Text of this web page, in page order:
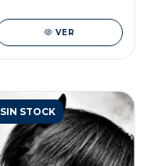
VER
SIN STOCK